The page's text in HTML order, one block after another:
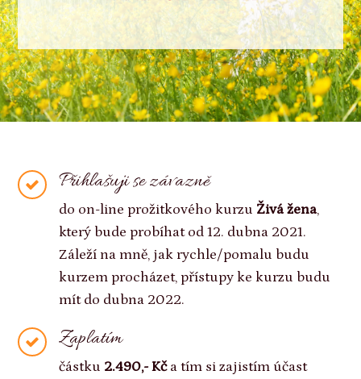
Přihlašuji se závazně
do on-line prožitkového kurzu Živá žena,
který bude probíhat od 12. dubna 2021.
Záleží na mně, jak rychle/pomalu budu
kurzem procházet, přístupy ke kurzu budu
mít do dubna 2022.
Zaplatím
částku 2.490,- Kča tím si zajistím účast